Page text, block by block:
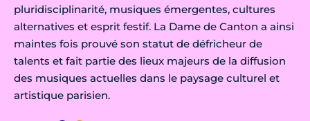
pluridisciplinarité, musiques émergentes, cultures
alternatives et esprit festif. La Dame de Canton a ainsi
maintes fois prouvé son statut de défricheur de
talents et fait partie des lieux majeurs de la diffusion
des musiques actuelles dans le paysage culturel et
artistique parisien.